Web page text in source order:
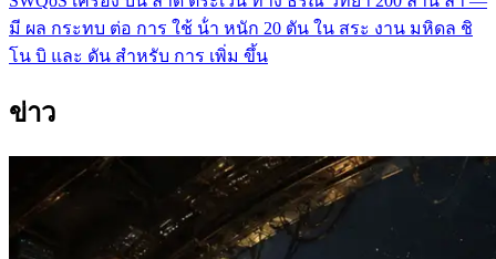
มี ผล กระทบ ต่อ การ ใช้ น้ํา หนัก 20 ตัน ใน สระ งาน มหิดล ชิ
โน บิ และ ดัน สําหรับ การ เพิ่ม ขึ้น
ข่าว